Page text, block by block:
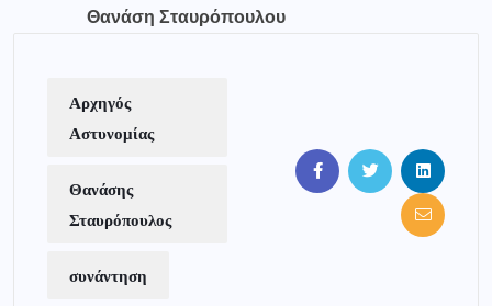
Θανάση Σταυρόπουλου
Αρχηγός
Αστυνομίας
Θανάσης
Σταυρόπουλος
συνάντηση